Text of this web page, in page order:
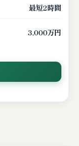
最短2時間
3,000万円